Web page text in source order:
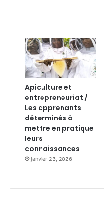
Apiculture et
entrepreneuriat /
Les apprenants
déterminés à
mettre en pratique
leurs
connaissances
janvier 23, 2026